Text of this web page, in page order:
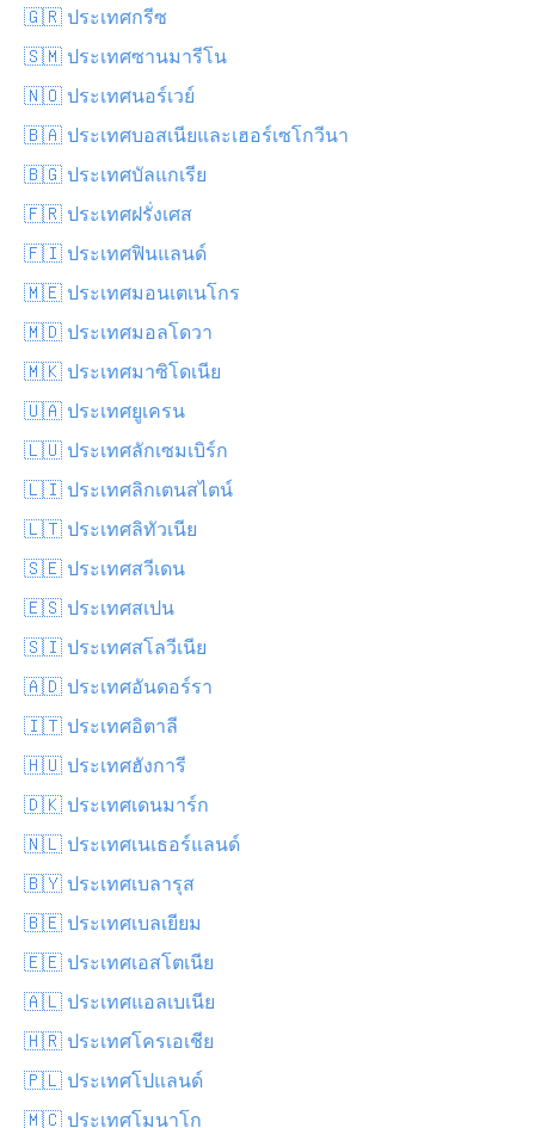
🇬🇷 ประเทศกรีซ
🇸🇲 ประเทศซานมารีโน
🇳🇴 ประเทศนอร์เวย์
🇧🇦 ประเทศบอสเนียและเฮอร์เซโกวีนา
🇧🇬 ประเทศบัลแกเรีย
🇫🇷 ประเทศฝรั่งเศส
🇫🇮 ประเทศฟินแลนด์
🇲🇪 ประเทศมอนเตเนโกร
🇲🇩 ประเทศมอลโดวา
🇲🇰 ประเทศมาซิโดเนีย
🇺🇦 ประเทศยูเครน
🇱🇺 ประเทศลักเซมเบิร์ก
🇱🇮 ประเทศลิกเตนสไตน์
🇱🇹 ประเทศลิทัวเนีย
🇸🇪 ประเทศสวีเดน
🇪🇸 ประเทศสเปน
🇸🇮 ประเทศสโลวีเนีย
🇦🇩 ประเทศอันดอร์รา
🇮🇹 ประเทศอิตาลี
🇭🇺 ประเทศฮังการี
🇩🇰 ประเทศเดนมาร์ก
🇳🇱 ประเทศเนเธอร์แลนด์
🇧🇾 ประเทศเบลารุส
🇧🇪 ประเทศเบลเยียม
🇪🇪 ประเทศเอสโตเนีย
🇦🇱 ประเทศแอลเบเนีย
🇭🇷 ประเทศโครเอเชีย
🇵🇱 ประเทศโปแลนด์
🇲🇨 ประเทศโมนาโก